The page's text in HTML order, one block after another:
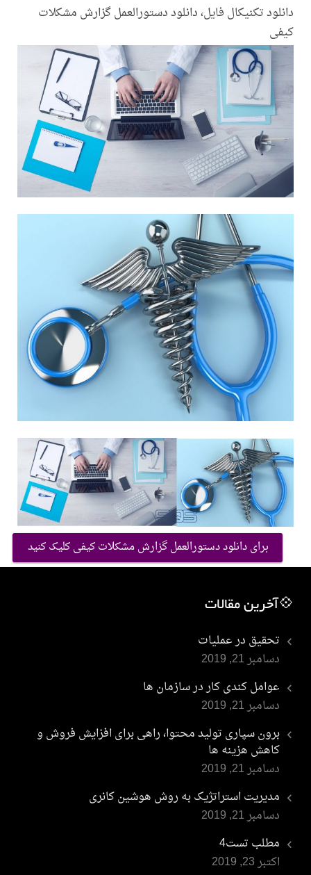
دانلود تکنیکال فایل، دانلود دستورالعمل گزارش مشکلات
کیفی
برای دانلود دستورالعمل گزارش مشکلات کیفی کلیک کنید
💠آخرین مقالات
تحقیق در عملیات
دسامبر 21, 2019
عوامل کندی کار در سازمان ها
دسامبر 21, 2019
برون سپاری تولید محتوا، راهی برای افزایش فروش و
کاهش هزینه ها
دسامبر 21, 2019
مدیریت استراتژیک به روش هوشین کانری
دسامبر 21, 2019
مطلب تست4
اکتبر 23, 2019